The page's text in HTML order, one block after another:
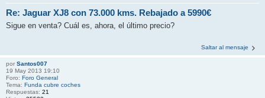
Re: Jaguar XJ8 con 73.000 kms. Rebajado a 5990€
Sigue en venta? Cuál es, ahora, el último precio?
Saltar al mensaje
por Santos007
19 May 2013 19:10
Foro: Foro General
Tema: Funda cubre coches
Respuestas: 21